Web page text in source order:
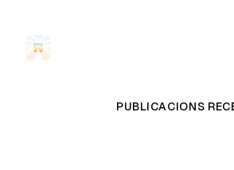
PUBLICACIONS